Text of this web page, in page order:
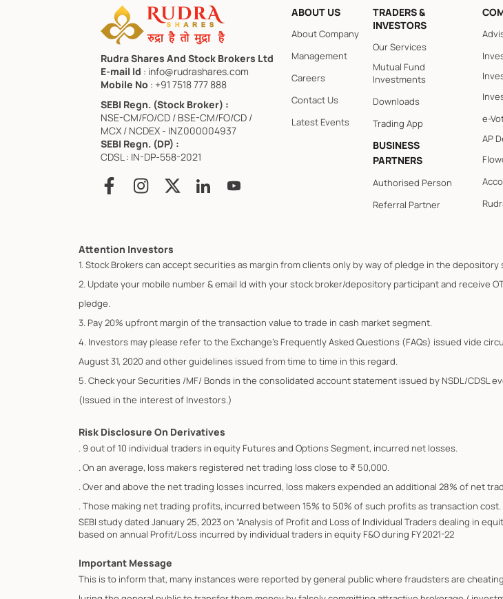
Rudra Shares And Stock Brokers Ltd
E-mail Id : info@rudrashares.com
Mobile No : +91 7518 777 888
SEBI Regn. (Stock Broker) :
NSE-CM/FO/CD / BSE-CM/FO/CD /
MCX / NCDEX - INZ000004937
SEBI Regn. (DP) :
CDSL : IN-DP-558-2021
ABOUT US
About Company
Management
Careers
Contact Us
Latest Events
TRADERS &
INVESTORS
Our Services
Mutual Fund
Investments
Downloads
Trading App
BUSINESS
PARTNERS
Authorised Person
Referral Partner
e-
AP
Attention Investors
1. Stock Brokers can accept securities as margin from clients only by way of pledge in the depository
2. Update your mobile number & email Id with your stock broker/depository participant and receive
pledge.
3. Pay 20% upfront margin of the transaction value to trade in cash market segment.
4. Investors may please refer to the Exchange's Frequently Asked Questions (FAQs) issued vide
August 31, 2020 and other guidelines issued from time to time in this regard.
5. Check your Securities /MF/ Bonds in the consolidated account statement issued by NSDL/CDSL
(Issued in the interest of Investors.)
Risk Disclosure On Derivatives
. 9 out of 10 individual traders in equity Futures and Options Segment, incurred net losses.
. On an average, loss makers registered net trading loss close to ₹ 50,000.
. Over and above the net trading losses incurred, loss makers expended an additional 28% of net
. Those making net trading profits, incurred between 15% to 50% of such profits as transaction cost.
SEBI study dated January 25, 2023 on “Analysis of Profit and Loss of Individual Traders dealing in
based on annual Profit/Loss incurred by individual traders in equity F&O during FY 2021-22
Important Message
This is to inform that, many instances were reported by general public where fraudsters are